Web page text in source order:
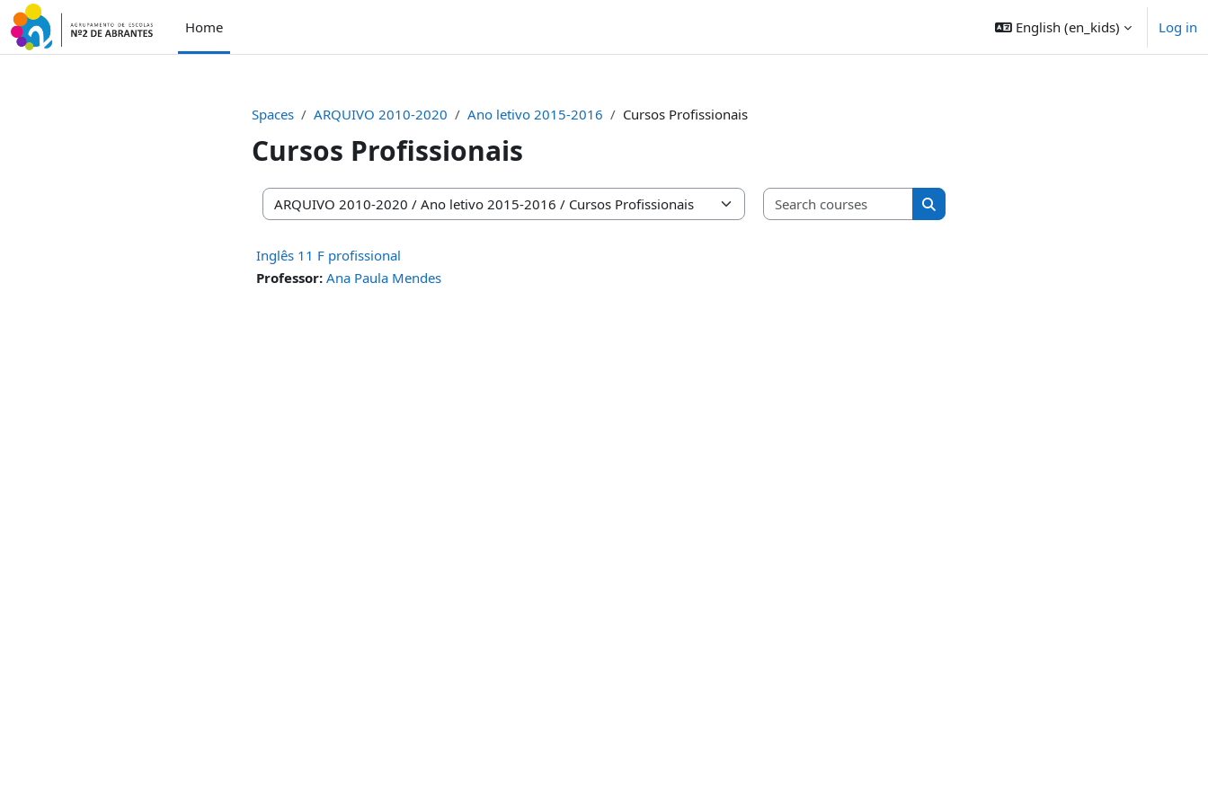
Skip to main content
Home
English ‎(en_kids)‎ Log in
Spaces ARQUIVO 2010-2020 Ano letivo 2015-2016 Cursos Profissionais
Cursos Profissionais
Space categories
Search courses
Search courses
Inglês 11 F profissional
Professor: Ana Paula Mendes